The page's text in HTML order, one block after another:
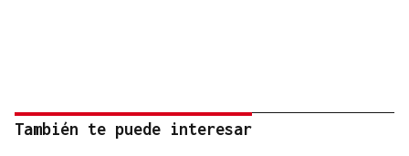
También te puede interesar